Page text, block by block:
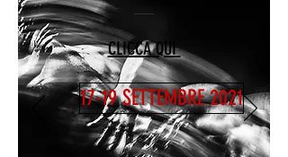
CLICCA QUI
17-19 SETTEMBRE 2021